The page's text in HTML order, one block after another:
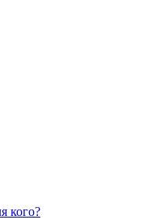
кого?